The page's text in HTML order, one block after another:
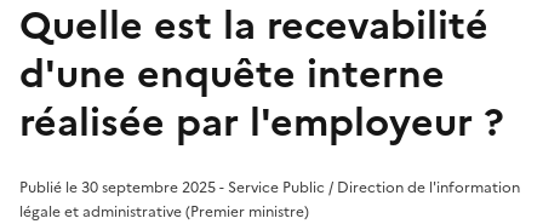
Quelle est la recevabilité
d'une enquête interne
réalisée par l'employeur ?
Publié le 30 septembre 2025 - Service Public / Direction de l'information
légale et administrative (Premier ministre)